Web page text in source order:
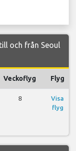
och från Seoul
Veckoflyg Flyg
8
Visa
flyg